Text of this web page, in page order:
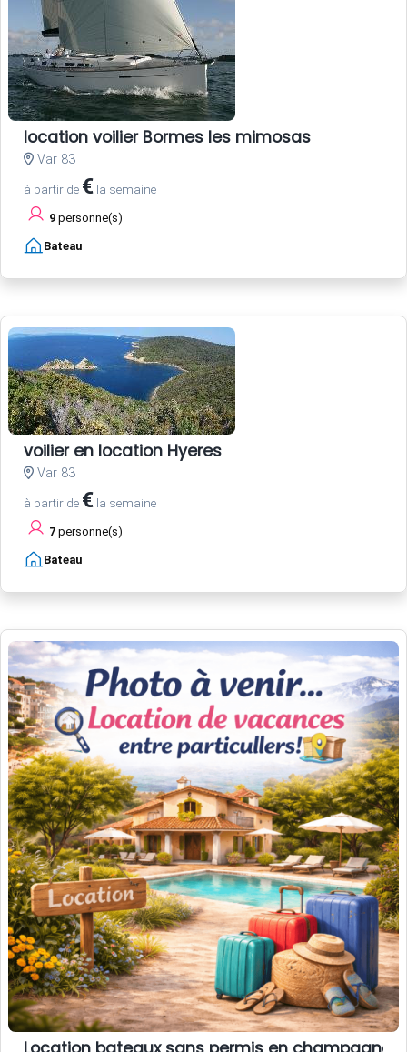
location voilier Bormes les mimosas
Var 83
à partir de € la semaine
9 personne(s)
Bateau
voilier en location Hyeres
Var 83
à partir de € la semaine
7 personne(s)
Bateau